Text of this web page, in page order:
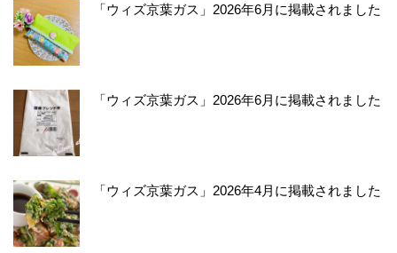
「ウィズ京葉ガス」2026年6月に掲載されました
「ウィズ京葉ガス」2026年6月に掲載されました
「ウィズ京葉ガス」2026年4月に掲載されました